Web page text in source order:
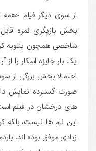
بخش بازیگری نمره قابل
شاخصی همچون پنلوپه
یک بار جایزه اسکار را
احتمالا بخش بزرگی از
صورت گسترده نمایش
های درخشان در فیلم
این نام ها نیست، بلکه
زیادی موفق بوده اند.